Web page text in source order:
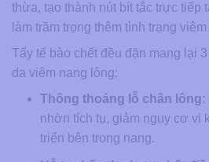
thừa, tạo thành nút bít tắc trực tiếp
làm trầm trọng thêm tình trạng
Tẩy tế bào chết đều đặn mang lại
da viêm nang lông:
Thông thoáng lỗ chân lông:
nhờn tích tụ, giảm nguy cơ vi
triển bên trong nang.